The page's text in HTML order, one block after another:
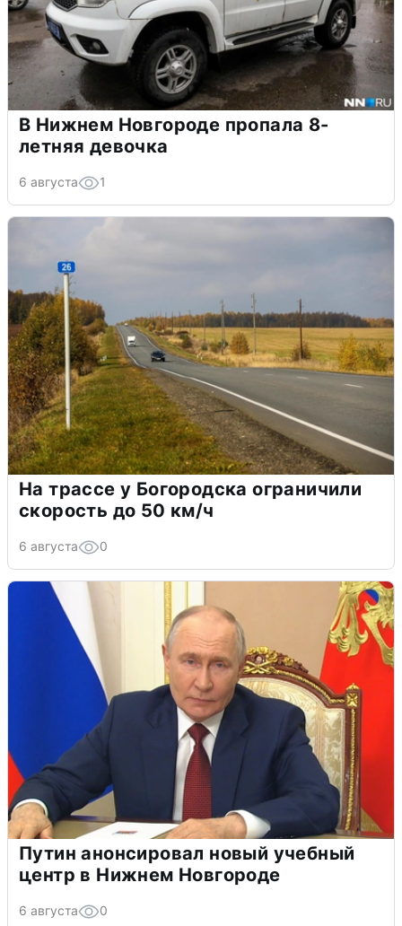
В Нижнем Новгороде пропала 8-
летняя девочка
6 августа 1
На трассе у Богородска ограничили
скорость до 50 км/ч
6 августа 0
Путин анонсировал новый учебный
центр в Нижнем Новгороде
6 августа 0